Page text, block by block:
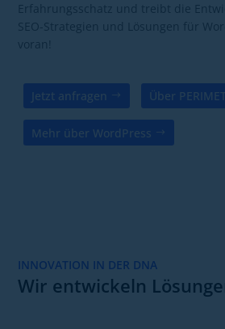
Erfahrungsschatz und treibt die
SEO-Strategien und Lösungen für
voran!
Jetzt anfragen Über
Mehr über WordPress
INNOVATION IN DER DNA
Wir entwickeln